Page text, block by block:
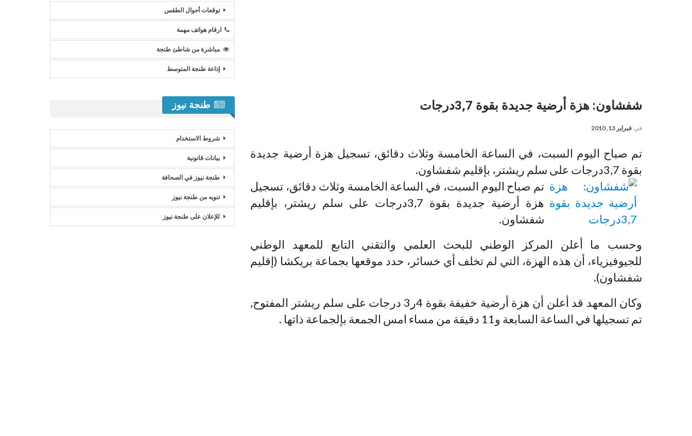
شفشاون: هزة أرضية جديدة بقوة 3,7درجات
في فبراير 13, 2010
تم صباح اليوم السبت، في الساعة الخامسة وثلاث دقائق، تسجيل هزة أرضية جديدة
بقوة 3,7درجات على سلم ريشتر، بإقليم شفشاون.
تم صباح اليوم السبت، في الساعة الخامسة وثلاث دقائق، تسجيل
هزة أرضية جديدة بقوة 3,7درجات على سلم ريشتر، بإقليم
شفشاون.
وحسب ما أعلن المركز الوطني للبحث العلمي والتقني التابع للمعهد الوطني
للجيوفيزياء، أن هذه الهزة، التي لم تخلف أي خسائر، حدد موقعها بجماعة بريكشا (إقليم
شفشاون).
وكان المعهد قد أعلن أن هزة أرضية خفيفة بقوة 4ر3 درجات على سلم ريشتر المفتوح,
تم تسجيلها في الساعة السابعة و11 دقيقة من مساء امس الجمعة بإلجماعة ذاتها .
توقعات أحوال الطقس
ارقام هواتف مهمة
مباشرة من شاطئ طنجة
إذاعة طنجة المتوسط
طنجة نيوز
شروط الاستخدام
بيانات قانونية
طنجة نيوز في الصحافة
تنويه من طنجة نيوز
للإعلان على طنجة نيوز